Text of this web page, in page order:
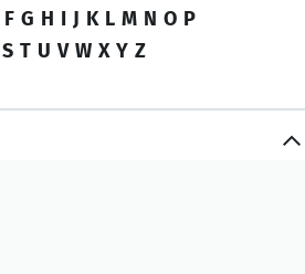
F G H I J K L M N O P
S T U V W X Y Z